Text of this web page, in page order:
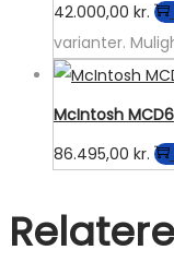
42.000,00 kr.
varianter.
McIntosh
86.495,00 kr.